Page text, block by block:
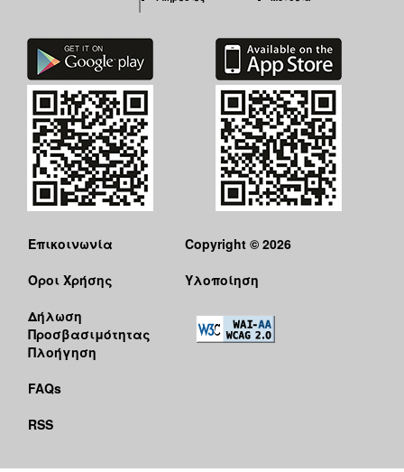
Επικοινωνία
Όροι Χρήσης
Δήλωση
Προσβασιμότητας
Πλοήγηση
FAQs
RSS
Copyright © 2026
Υλοποίηση